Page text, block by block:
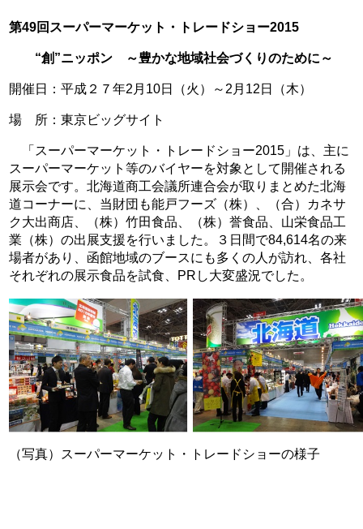
第49回スーパーマーケット・トレードショー2015
“創”ニッポン ～豊かな地域社会づくりのために～
開催日：平成２７年2月10日（火）～2月12日（木）
場 所：東京ビッグサイト
「スーパーマーケット・トレードショー2015」は、主に
スーパーマーケット等のバイヤーを対象として開催される
展示会です。北海道商工会議所連合会が取りまとめた北海
道コーナーに、当財団も能戸フーズ（株）、（合）カネサ
ク大出商店、（株）竹田食品、（株）誉食品、山栄食品工
業（株）の出展支援を行いました。３日間で84,614名の来
場者があり、函館地域のブースにも多くの人が訪れ、各社
それぞれの展示食品を試食、PRし大変盛況でした。
（写真）スーパーマーケット・トレードショーの様子